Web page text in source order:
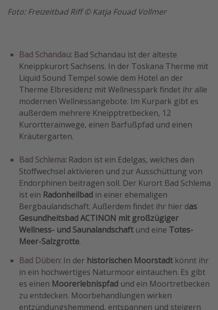
Foto: Freizeitbad Riff © Katja Fouad Vollmer
Bad Schandau: Bad Schandau ist der älteste
Kneippkurort Sachsens. In der Toskana Therme mit
Liquid Sound Tempel sowie dem Hotel an der
Therme Elbresidenz mit Wellnesspark findet ihr alle
modernen Wellnessangebote. Im Kurpark gibt es
außerdem mehrere Kneipptretbecken, 12
Kurortterainwege, einen Barfußpfad und einen
Kräutergarten.
Bad Schlema: Radon ist ein Edelgas, welches den
Stoffwechsel aktivieren und zur Ausschüttung von
Endorphinen beitragen soll. Der Kurort Bad Schlema
ist ein Radonheilbad in einer ehemaligen
Bergbaulandschaft. Außerdem findet ihr hier das
Gesundheitsbad ACTINON mit großzügiger
Wellness- und Saunalandschaftund eine Totes-
Meer-Salzgrotte.
Bad Düben: In der historischen Moorstadtkönnt ihr
in ein hochwertiges Naturmoor eintauchen. Es gibt
es einen Moorerlebnispfad und ein Moortretbecken
zu entdecken. Moorbehandlungen wirken
entzündungshemmend, entspannen und steigern